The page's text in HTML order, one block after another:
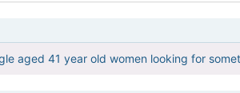
aged 41 year old women looking for